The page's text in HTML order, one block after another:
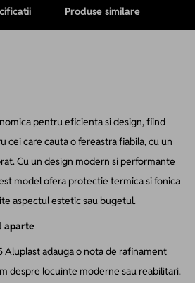
Produse similare
pentru eficienta si design, fiind
cei care cauta o fereastra fiabila, cu un
Cu un design modern si performante
model ofera protectie termica si fonica
aspectul estetic sau bugetul.
aparte
Aluplast adauga o nota de rafinament
despre locuinte moderne sau reabilitari.